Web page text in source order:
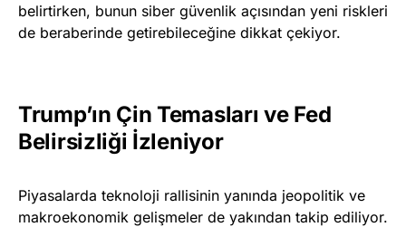
belirtirken, bunun siber güvenlik açısından yeni riskleri
de beraberinde getirebileceğine dikkat çekiyor.
Trump’ın Çin Temasları ve Fed
Belirsizliği İzleniyor
Piyasalarda teknoloji rallisinin yanında jeopolitik ve
makroekonomik gelişmeler de yakından takip ediliyor.